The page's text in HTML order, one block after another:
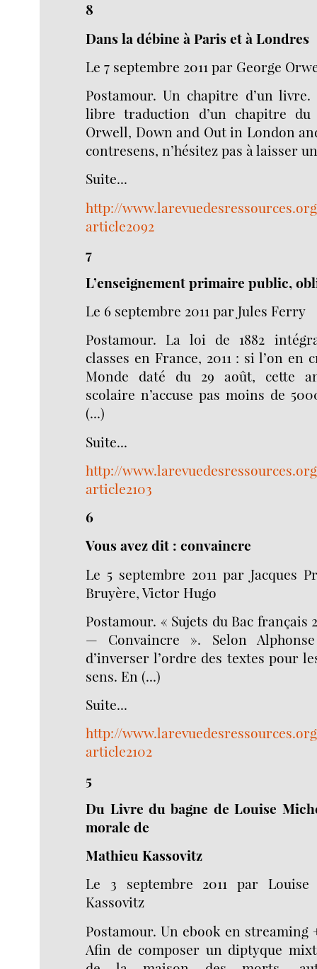
8
Dans la débine à Paris et à Londres
Le 7 septembre 2011 par George
Postamour. Un chapitre d’un
libre traduction d’un chapitre
Orwell, Down and Out in London
contresens, n’hésitez pas à laisser
Suite...
http://
article2092
7
L’enseignement primaire public,
Le 6 septembre 2011 par Jules Ferry
Postamour. La loi de 1882
classes en France, 2011 : si l’on
Monde daté du 29 août, cette
scolaire n’accuse pas moins de
(...)
Suite...
http://
article2103
6
Vous avez dit : convaincre
Le 5 septembre 2011 par Jacques
Bruyère, Victor Hugo
Postamour. « Sujets du Bac français
— Convaincre ». Selon
d’inverser l’ordre des textes pour
sens. En (...)
Suite...
http://
article2102
5
Du Livre du bagne de Louise
morale de
Mathieu Kassovitz
Le 3 septembre 2011 par Louise
Kassovitz
Postamour. Un ebook en streaming
Afin de composer un diptyque